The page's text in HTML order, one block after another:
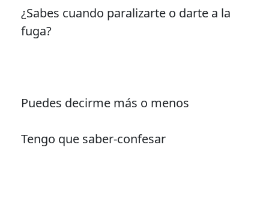
¿Sabes cuando paralizarte o darte a la
fuga?
Puedes decirme más o menos
Tengo que saber-confesar